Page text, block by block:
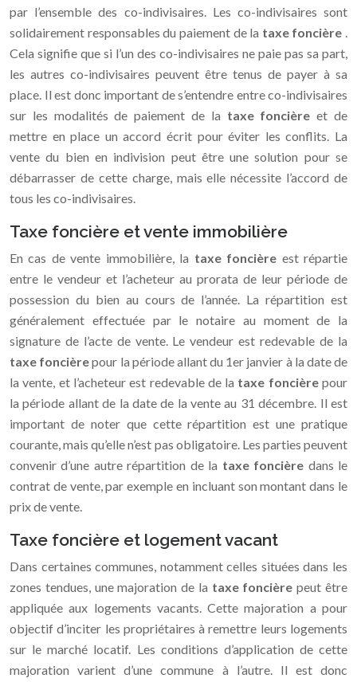
par l’ensemble des co-indivisaires. Les co-indivisaires sont
solidairement responsables du paiement de la taxe foncière .
Cela signifie que si l’un des co-indivisaires ne paie pas sa part,
les autres co-indivisaires peuvent être tenus de payer à sa
place. Il est donc important de s’entendre entre co-indivisaires
sur les modalités de paiement de la taxe foncièreet de
mettre en place un accord écrit pour éviter les conflits. La
vente du bien en indivision peut être une solution pour se
débarrasser de cette charge, mais elle nécessite l’accord de
tous les co-indivisaires.
Taxe foncière et vente immobilière
En cas de vente immobilière, la taxe foncière est répartie
entre le vendeur et l’acheteur au prorata de leur période de
possession du bien au cours de l’année. La répartition est
généralement effectuée par le notaire au moment de la
signature de l’acte de vente. Le vendeur est redevable de la
taxe foncièrepour la période allant du 1er janvier à la date de
la vente, et l’acheteur est redevable de la taxe foncièrepour
la période allant de la date de la vente au 31 décembre. Il est
important de noter que cette répartition est une pratique
courante, mais qu’elle n’est pas obligatoire. Les parties peuvent
convenir d’une autre répartition de la taxe foncière dans le
contrat de vente, par exemple en incluant son montant dans le
prix de vente.
Taxe foncière et logement vacant
Dans certaines communes, notamment celles situées dans les
zones tendues, une majoration de la taxe foncièrepeut être
appliquée aux logements vacants. Cette majoration a pour
objectif d’inciter les propriétaires à remettre leurs logements
sur le marché locatif. Les conditions d’application de cette
majoration varient d’une commune à l’autre. Il est donc